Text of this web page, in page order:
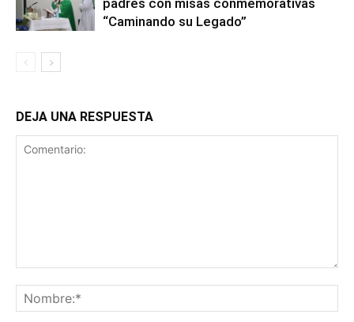
“Caminando su Legado”
DEJA UNA RESPUESTA